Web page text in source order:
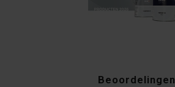
Beoordelingen